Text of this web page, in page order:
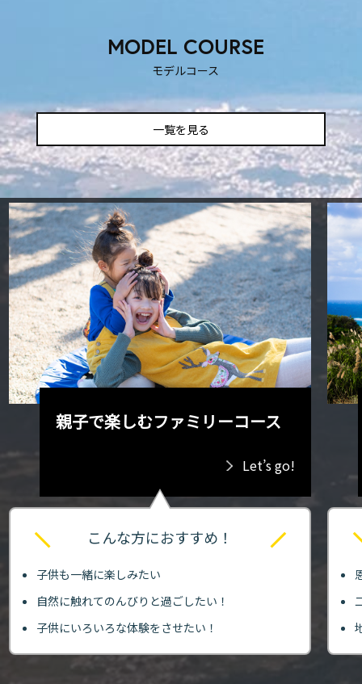
ィックな時を過ごしたいふ
も楽しい！
MODEL COURSE
モデルコース
一覧を見る
親子で楽しむファミリーコース
Let’s go!
こんな方におすすめ！
子供も一緒に楽しみたい
自然に触れてのんびりと過ごしたい！
子供にいろいろな体験をさせたい！